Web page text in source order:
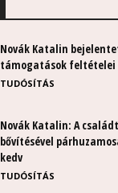
Novák Katalin
támogatások feltételei
TUDÓSÍTÁS
Novák Katalin: A
bővítésével
kedv
TUDÓSÍTÁS